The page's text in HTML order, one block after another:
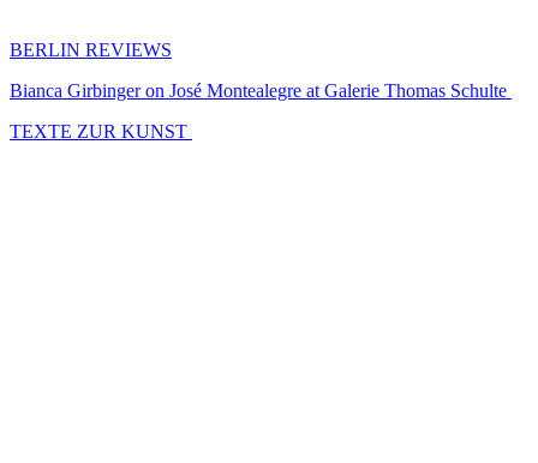
BERLIN REVIEWS
Bianca Girbinger on José Montealegre at Galerie Thomas Schulte
TEXTE ZUR KUNST